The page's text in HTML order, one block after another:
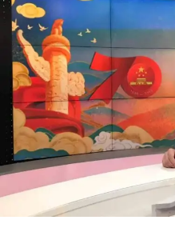
الحديدية كرافعة للتنمية